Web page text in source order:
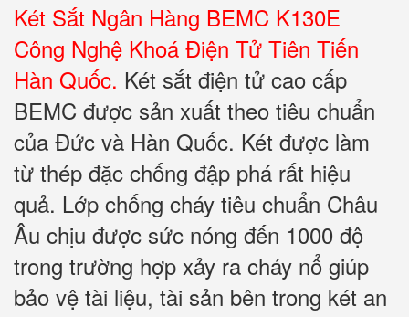
Két Sắt Ngân Hàng BEMC K130E
Công Nghệ Khoá Điện Tử Tiên Tiến
Hàn Quốc. Két sắt điện tử cao cấp
BEMC được sản xuất theo tiêu chuẩn
của Đức và Hàn Quốc. Két được làm
từ thép đặc chống đập phá rất hiệu
quả. Lớp chống cháy tiêu chuẩn Châu
Âu chịu được sức nóng đến 1000 độ
trong trường hợp xảy ra cháy nổ giúp
bảo vệ tài liệu, tài sản bên trong két an